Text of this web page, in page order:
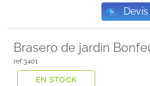
Devis
Brasero de jardin
ref:3401
EN STOCK